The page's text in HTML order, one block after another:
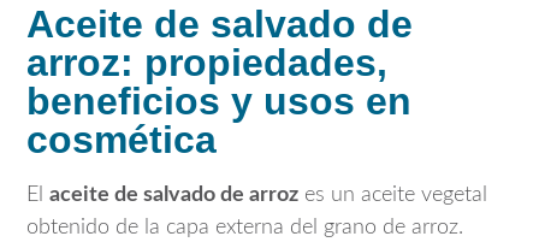
Aceite de salvado de
arroz: propiedades,
beneficios y usos en
cosmética
El aceite de salvado de arroz es un aceite vegetal
obtenido de la capa externa del grano de arroz.